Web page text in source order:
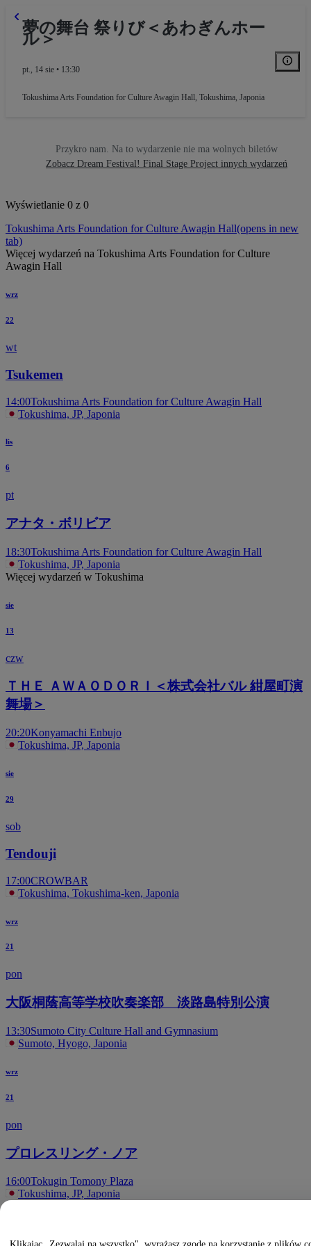
夢の舞台 祭りび＜あわぎんホー
ル＞
pt., 14 sie • 13:30
Tokushima Arts Foundation for Culture Awagin Hall, Tokushima, Japonia
Przykro nam. Na to wydarzenie nie ma wolnych biletów
Zobacz Dream Festival! Final Stage Project innych wydarzeń
Wyświetlanie 0 z 0
Tokushima Arts Foundation for Culture Awagin Hall(opens in new
tab)
Więcej wydarzeń na Tokushima Arts Foundation for Culture
Awagin Hall
wrz
22
wt
Tsukemen
14:00Tokushima Arts Foundation for Culture Awagin Hall
Tokushima, JP, Japonia
lis
6
pt
アナタ・ボリビア
18:30Tokushima Arts Foundation for Culture Awagin Hall
Tokushima, JP, Japonia
Więcej wydarzeń w Tokushima
sie
13
czw
ＴＨＥ ＡＷＡＯＤＯＲＩ＜株式会社バル 紺屋町演
舞場＞
20:20Konyamachi Enbujo
Tokushima, JP, Japonia
sie
29
sob
Tendouji
17:00CROWBAR
Tokushima, Tokushima-ken, Japonia
wrz
21
pon
大阪桐蔭高等学校吹奏楽部 淡路島特別公演
13:30Sumoto City Culture Hall and Gymnasium
Sumoto, Hyogo, Japonia
wrz
21
pon
プロレスリング・ノア
16:00Tokugin Tomony Plaza
Tokushima, JP, Japonia